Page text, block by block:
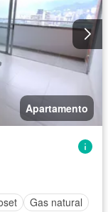
Apartamento
Gas natural